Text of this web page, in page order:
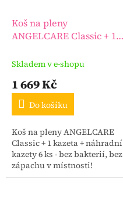
Koš na pleny
ANGELCARE Classic + 1
6 ks
Skladem v e-shopu
1 669 Kč
Do košíku
Koš na pleny ANGELCARE
Classic + 1 kazeta + náhradní
kazety 6 ks - bez bakterií, bez
zápachu v místnosti!